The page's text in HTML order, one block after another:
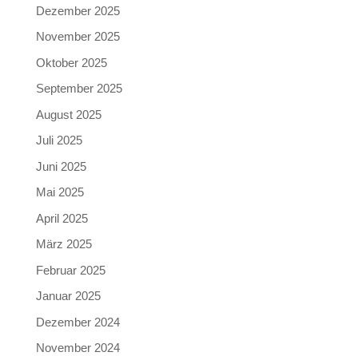
Dezember 2025
November 2025
Oktober 2025
September 2025
August 2025
Juli 2025
Juni 2025
Mai 2025
April 2025
März 2025
Februar 2025
Januar 2025
Dezember 2024
November 2024